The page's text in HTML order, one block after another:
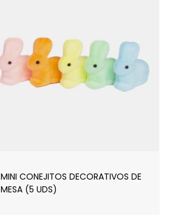
MINI CONEJITOS DECORATIVOS DE
MESA (5 UDS)